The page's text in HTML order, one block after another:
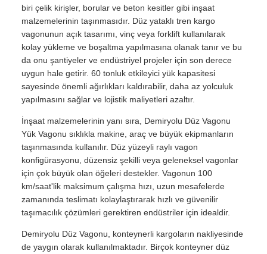
biri çelik kirişler, borular ve beton kesitler gibi inşaat
malzemelerinin taşınmasıdır. Düz yataklı tren kargo
vagonunun açık tasarımı, vinç veya forklift kullanılarak
kolay yükleme ve boşaltma yapılmasına olanak tanır ve bu
da onu şantiyeler ve endüstriyel projeler için son derece
uygun hale getirir. 60 tonluk etkileyici yük kapasitesi
sayesinde önemli ağırlıkları kaldırabilir, daha az yolculuk
yapılmasını sağlar ve lojistik maliyetleri azaltır.
İnşaat malzemelerinin yanı sıra, Demiryolu Düz Vagonu
Yük Vagonu sıklıkla makine, araç ve büyük ekipmanların
taşınmasında kullanılır. Düz yüzeyli raylı vagon
konfigürasyonu, düzensiz şekilli veya geleneksel vagonlar
için çok büyük olan öğeleri destekler. Vagonun 100
km/saat'lik maksimum çalışma hızı, uzun mesafelerde
zamanında teslimatı kolaylaştırarak hızlı ve güvenilir
taşımacılık çözümleri gerektiren endüstriler için idealdir.
Demiryolu Düz Vagonu, konteynerli kargoların nakliyesinde
de yaygın olarak kullanılmaktadır. Birçok konteyner düz